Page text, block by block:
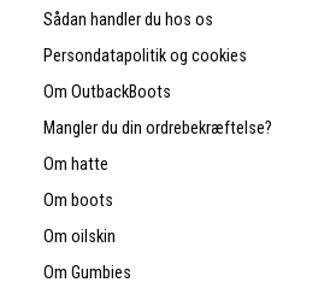
Sådan handler du hos os
Persondatapolitik og cookies
Om OutbackBoots
Mangler du din ordrebekræftelse?
Om hatte
Om boots
Om oilskin
Om Gumbies